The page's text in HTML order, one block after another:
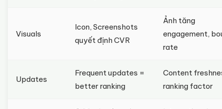
Visuals
Icon, Screenshots
quyết định CVR
Ảnh tăng
engagement,
rate
Updates
Frequent updates =
better ranking
Content
ranking factor